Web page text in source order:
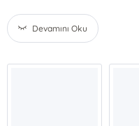
Devamını Oku